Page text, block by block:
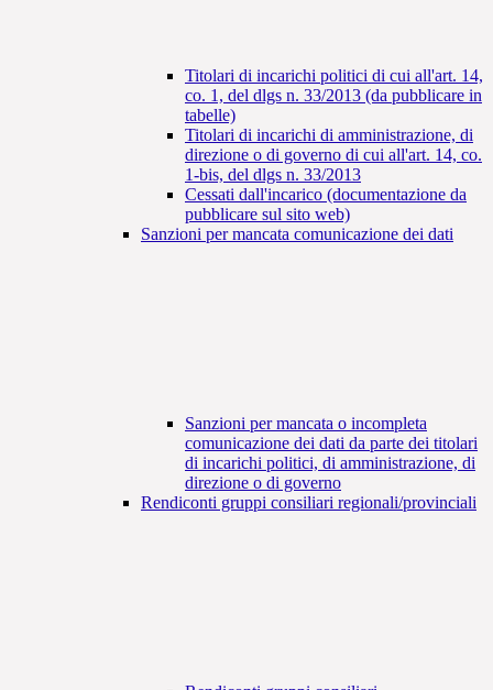
Titolari di incarichi politici di cui all'art. 14,
co. 1, del dlgs n. 33/2013 (da pubblicare in
tabelle)
Titolari di incarichi di amministrazione, di
direzione o di governo di cui all'art. 14, co.
1-bis, del dlgs n. 33/2013
Cessati dall'incarico (documentazione da
pubblicare sul sito web)
Sanzioni per mancata comunicazione dei dati
Sanzioni per mancata o incompleta
comunicazione dei dati da parte dei titolari
di incarichi politici, di amministrazione, di
direzione o di governo
Rendiconti gruppi consiliari regionali/provinciali